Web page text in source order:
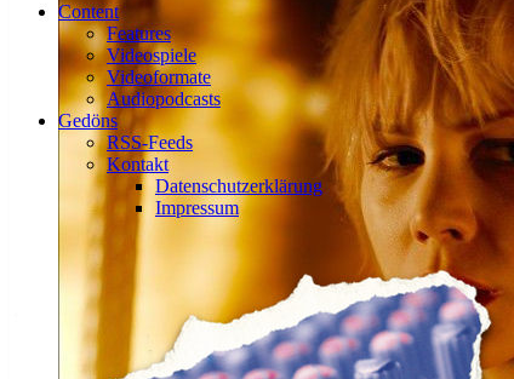
Content
Features
Videospiele
Videoformate
Audiopodcasts
Gedöns
RSS-Feeds
Kontakt
Datenschutzerklärung
Impressum